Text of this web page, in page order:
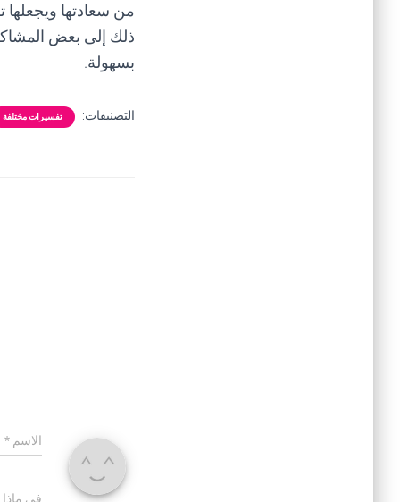
من سعادتها ويجعلها
ذلك إلى بعض
بسهولة.
التصنيفات: تفسيرات مختلفة
الاسم *
في